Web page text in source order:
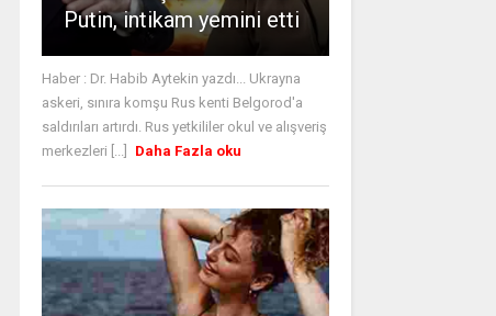
Putin, intikam yemini etti
Haber : Dr. Habib Aytekin yazdı... Ukrayna
askeri, sınıra komşu Rus kenti Belgorod'a
saldırıları artırdı. Rus yetkililer okul ve alışveriş
merkezleri [...]
Daha Fazla oku